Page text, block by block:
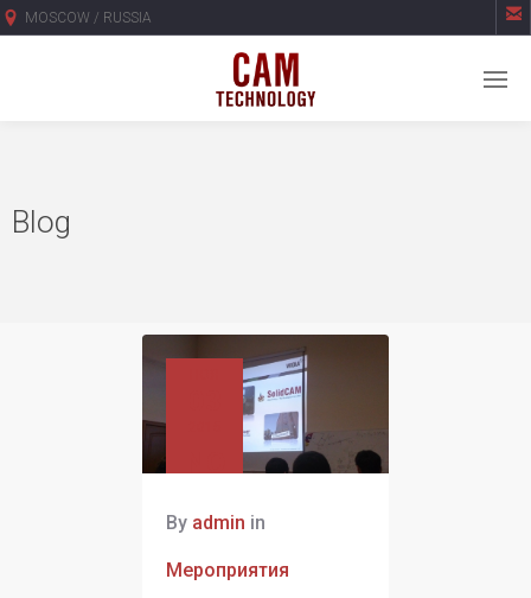
MOSCOW / RUSSIA 
Blog
By admin in
Мероприятия